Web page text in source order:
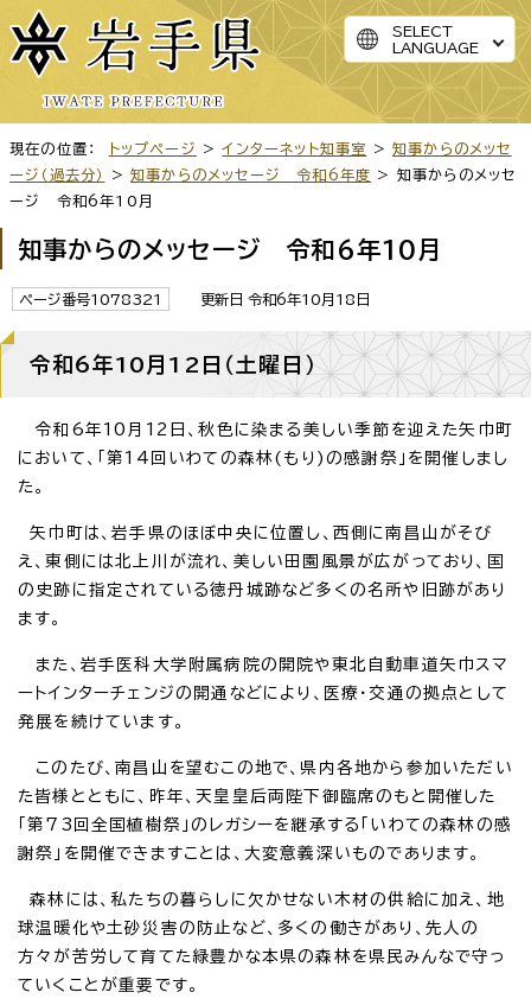
SELECT
LANGUAGE
現在の位置： トップページ >インターネット知事室 >知事からのメッセ
ージ（過去分）
>知事からのメッセージ 令和6年度 > 知事からのメッセ
ージ 令和6年10月
知事からのメッセージ 令和6年10月
ページ番号1078321 更新日 令和6年10月18日
令和6年10月12日（土曜日）
令和6年10月12日、秋色に染まる美しい季節を迎えた矢巾町
において、「第14回いわての森林(もり)の感謝祭」を開催しまし
た。
矢巾町は、岩手県のほぼ中央に位置し、西側に南昌山がそび
え、東側には北上川が流れ、美しい田園風景が広がっており、国
の史跡に指定されている徳丹城跡など多くの名所や旧跡があり
ます。
また、岩手医科大学附属病院の開院や東北自動車道矢巾スマ
ートインターチェンジの開通などにより、医療・交通の拠点として
発展を続けています。
このたび、南昌山を望むこの地で、県内各地から参加いただい
た皆様とともに、昨年、天皇皇后両陛下御臨席のもと開催した
「第73回全国植樹祭」のレガシーを継承する「いわての森林の感
謝祭」を開催できますことは、大変意義深いものであります。
森林には、私たちの暮らしに欠かせない木材の供給に加え、地
球温暖化や土砂災害の防止など、多くの働きがあり、先人の
方々が苦労して育てた緑豊かな本県の森林を県民みんなで守っ
ていくことが重要です。